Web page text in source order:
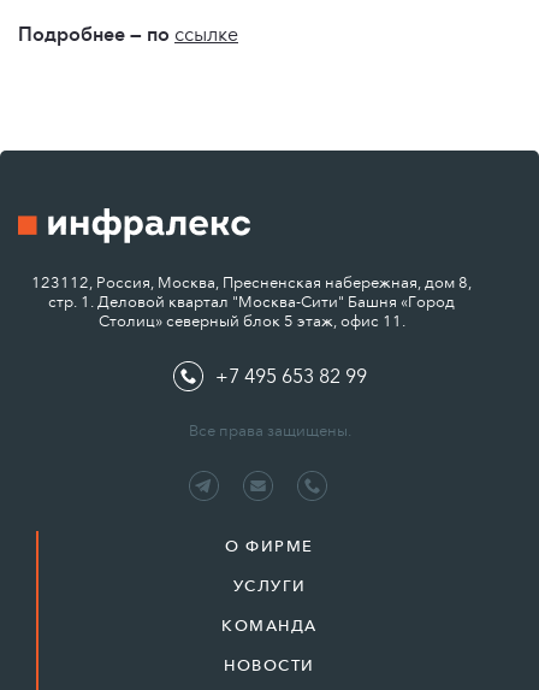
Подробнее — по ссылке
123112, Россия, Москва, Пресненская набережная, дом 8,
стр. 1. Деловой квартал "Москва-Сити" Башня «Город
Столиц» северный блок 5 этаж, офис 11.
+7 495 653 82 99
Все права защищены.
О ФИРМЕ
УСЛУГИ
КОМАНДА
НОВОСТИ